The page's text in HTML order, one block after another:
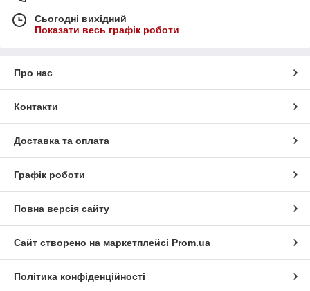
Сьогодні вихідний
Показати весь графік роботи
Про нас
Контакти
Доставка та оплата
Графік роботи
Повна версія сайту
Сайт створено на маркетплейсі Prom.ua
Політика конфіденційності